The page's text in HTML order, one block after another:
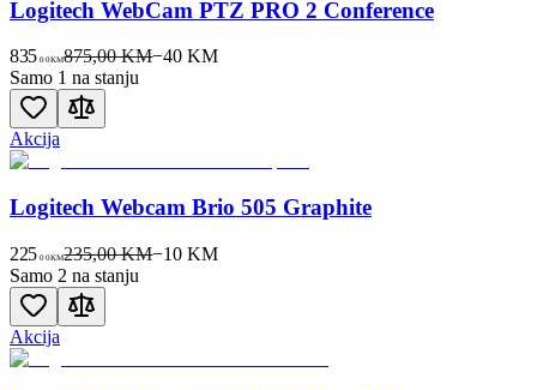
Logitech WebCam PTZ PRO 2 Conference
835 00KM875,00 KM−40 KM
Samo 1 na stanju
Akcija
Logitech Webcam Brio 505 Graphite
225 00KM235,00 KM−10 KM
Samo 2 na stanju
Akcija